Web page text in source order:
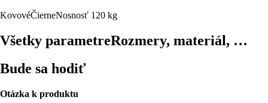
KovovéČierneNosnosť 120 kg
Všetky parametreRozmery, materiál, …
Bude sa hodiť
Otázka k produktu